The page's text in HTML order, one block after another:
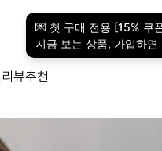
리뷰추천